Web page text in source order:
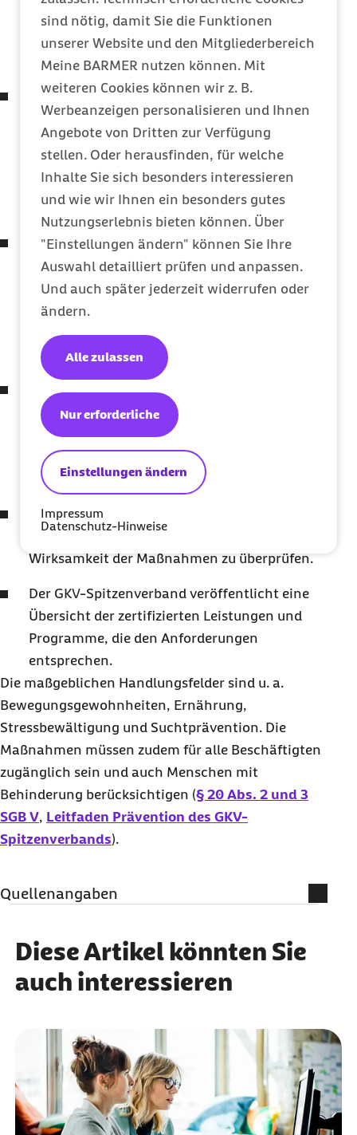
sind nötig, damit Sie die Funktionen
unserer Website und den Mitgliederbereich
Meine BARMER nutzen können. Mit
weiteren Cookies können wir z. B.
Werbeanzeigen personalisieren und Ihnen
Angebote von Dritten zur Verfügung
stellen. Oder herausfinden, für welche
Inhalte Sie sich besonders interessieren
und wie wir Ihnen ein besonders gutes
Nutzungserlebnis bieten können. Über
"Einstellungen ändern" können Sie Ihre
Auswahl detailliert prüfen und anpassen.
Und auch später jederzeit widerrufen oder
ändern.
Einstellungen ändern
Nur erforderliche
Alle zulassen
Impressum
Datenschutz-Hinweise
einheitliche Qualitätsstandards, die durch ein
Zertifizierungsverfahren sichergestellt
werden.
Die Festlegung der Handlungsfelder und
Kriterien erfolgt unter Einbeziehung
unabhängiger Sachverständiger aus
verschiedenen gesundheitsbezogenen
Disziplinen (z. B. Medizin, Psychologie,
Arbeitsmedizin, Ernährungswissenschaften).
Die Maßnahmen müssen auf die Verhinderung
und Verminderung von Krankheitsrisiken, die
Verbesserung des allgemeinen
Gesundheitszustands oder die Stärkung
gesundheitlicher Ressourcen und Fähigkeiten
der Beschäftigten abzielen.
Die Krankenkassen dürfen nur solche
Maßnahmen fördern oder durchführen, die
den im Leitfaden Prävention dargestellten
Kriterien entsprechen. Nicht zertifizierte
Maßnahmen sind ausgeschlossen.
Die Evaluation und Messung der
Wirksamkeit der Maßnahmen zu überprüfen.
Der GKV-Spitzenverband veröffentlicht eine
Übersicht der zertifizierten Leistungen und
Programme, die den Anforderungen
entsprechen.
Die maßgeblichen Handlungsfelder sind u. a.
Bewegungsgewohnheiten, Ernährung,
Stressbewältigung und Suchtprävention. Die
Maßnahmen müssen zudem für alle Beschäftigten
zugänglich sein und auch Menschen mit
Behinderung berücksichtigen (§ 20 Abs. 2 und 3
SGB V, Leitfaden Prävention des GKV-
Spitzenverbands).
Quellenangaben
MBO Verlag GmbH
Diese Artikel könnten Sie
auch interessieren